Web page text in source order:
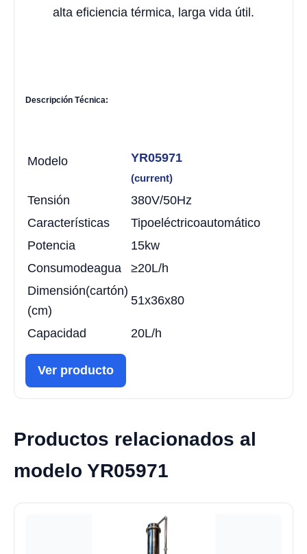
alta eficiencia térmica, larga vida útil.
Descripción Técnica:
Modelo YR05971
(current)
Tensión
380V/50Hz
Características
Tipoeléctricoautomático
Potencia
15kw
Consumodeagua
≥20L/h
Dimensión(cartón)
(cm)
51x36x80
Capacidad 20L/h
Ver producto
Productos relacionados al
modelo YR05971